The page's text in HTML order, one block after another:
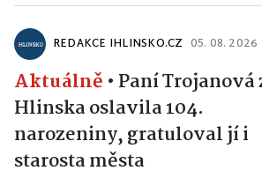
REDAKCE IHLINSKO.CZ 05. 08. 2026
Aktuálně • Paní Trojanová
Hlinska oslavila 104.
narozeniny, gratuloval jí i
starosta města